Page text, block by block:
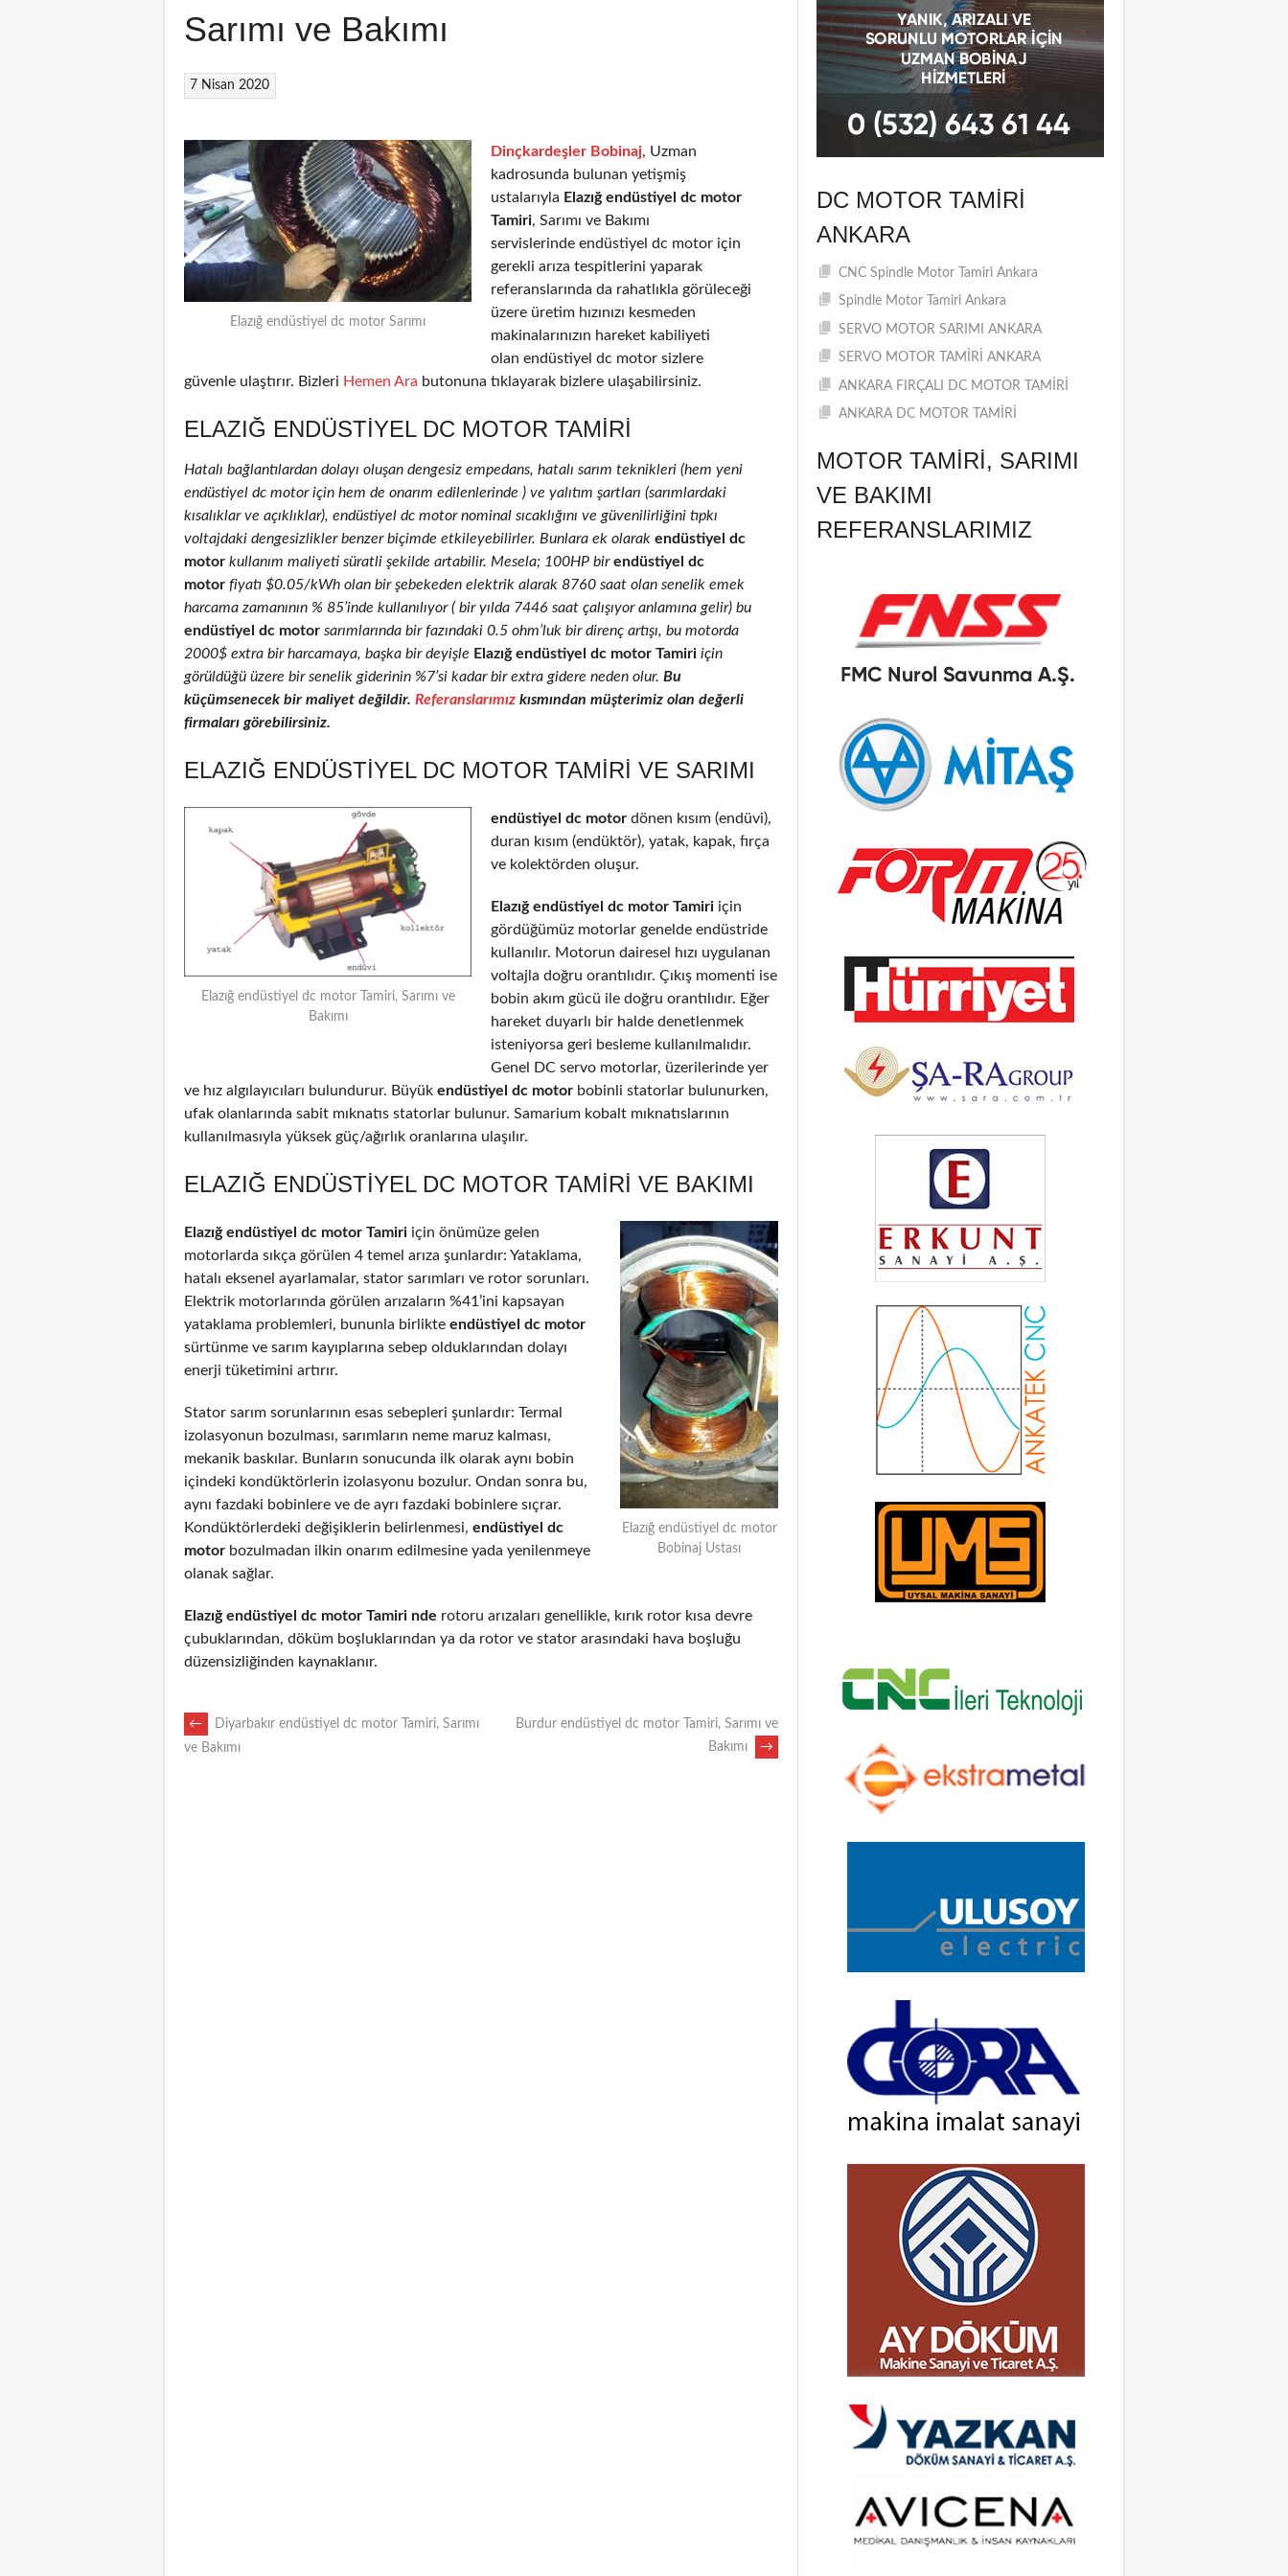
Sarımı ve Bakımı
7 Nisan 2020
Elazığ endüstiyel dc motor Sarımı
Dinçkardeşler Bobinaj, Uzman
kadrosunda bulunan yetişmiş
ustalarıyla Elazığ endüstiyel dc motor
Tamiri, Sarımı ve Bakımı
servislerinde endüstiyel dc motor için
gerekli arıza tespitlerini yaparak
referanslarında da rahatlıkla görüleceği
üzere üretim hızınızı kesmeden
makinalarınızın hareket kabiliyeti
olan endüstiyel dc motor sizlere
güvenle ulaştırır. Bizleri Hemen Ara butonuna tıklayarak bizlere ulaşabilirsiniz.
ELAZIĞ ENDÜSTIYEL DC MOTOR TAMIRI
Hatalı bağlantılardan dolayı oluşan dengesiz empedans, hatalı sarım teknikleri (hem yeni
endüstiyel dc motor için hem de onarım edilenlerinde ) ve yalıtım şartları (sarımlardaki
kısalıklar ve açıklıklar), endüstiyel dc motor nominal sıcaklığını ve güvenilirliğini tıpkı
voltajdaki dengesizlikler benzer biçimde etkileyebilirler. Bunlara ek olarak endüstiyel dc
motor kullanım maliyeti süratli şekilde artabilir. Mesela; 100HP birendüstiyel dc
motor fiyatı $0.05/kWh olan bir şebekeden elektrik alarak 8760 saat olan senelik emek
harcama zamanının % 85’inde kullanılıyor ( bir yılda 7446 saat çalışıyor anlamına gelir) bu
endüstiyel dc motor sarımlarında bir fazındaki 0.5 ohm’luk bir direnç artışı, bu motorda
2000$ extra bir harcamaya, başka bir deyişle Elazığ endüstiyel dc motor Tamiri için
görüldüğü üzere bir senelik giderinin %7’si kadar bir extra gidere neden olur. Bu
küçümsenecek bir maliyet değildir. Referanslarımız kısmından müşterimiz olan değerli
firmaları görebilirsiniz.
ELAZIĞ ENDÜSTIYEL DC MOTOR TAMIRI VE SARIMI
Elazığ endüstiyel dc motor Tamiri, Sarımı ve
Bakımı
endüstiyel dc motor dönen kısım (endüvi),
duran kısım (endüktör), yatak, kapak, fırça
ve kolektörden oluşur.
Elazığ endüstiyel dc motor Tamiri için
gördüğümüz motorlar genelde endüstride
kullanılır. Motorun dairesel hızı uygulanan
voltajla doğru orantılıdır. Çıkış momenti ise
bobin akım gücü ile doğru orantılıdır. Eğer
hareket duyarlı bir halde denetlenmek
isteniyorsa geri besleme kullanılmalıdır.
Genel DC servo motorlar, üzerilerinde yer
ve hız algılayıcıları bulundurur. Büyük endüstiyel dc motor bobinli statorlar bulunurken,
ufak olanlarında sabit mıknatıs statorlar bulunur. Samarium kobalt mıknatıslarının
kullanılmasıyla yüksek güç/ağırlık oranlarına ulaşılır.
ELAZIĞ ENDÜSTIYEL DC MOTOR TAMIRI VE BAKIMI
Elazığ endüstiyel dc motor
Bobinaj Ustası
Elazığ endüstiyel dc motor Tamiri için önümüze gelen
motorlarda sıkça görülen 4 temel arıza şunlardır: Yataklama,
hatalı eksenel ayarlamalar, stator sarımları ve rotor sorunları.
Elektrik motorlarında görülen arızaların %41’ini kapsayan
yataklama problemleri, bununla birlikte endüstiyel dc motor
sürtünme ve sarım kayıplarına sebep olduklarından dolayı
enerji tüketimini artırır.
Stator sarım sorunlarının esas sebepleri şunlardır: Termal
izolasyonun bozulması, sarımların neme maruz kalması,
mekanik baskılar. Bunların sonucunda ilk olarak aynı bobin
içindeki kondüktörlerin izolasyonu bozulur. Ondan sonra bu,
aynı fazdaki bobinlere ve de ayrı fazdaki bobinlere sıçrar.
Kondüktörlerdeki değişiklerin belirlenmesi, endüstiyel dc
motor bozulmadan ilkin onarım edilmesine yada yenilenmeye
olanak sağlar.
Elazığ endüstiyel dc motor Tamiri nde rotoru arızaları genellikle, kırık rotor kısa devre
çubuklarından, döküm boşluklarından ya da rotor ve stator arasındaki hava boşluğu
düzensizliğinden kaynaklanır.
POST
←
Diyarbakır endüstiyel dc motor Tamiri, Sarımı
ve Bakımı
Burdur endüstiyel dc motor Tamiri, Sarımı ve
Bakımı
→
DC MOTOR TAMIRI
ANKARA
CNC Spindle Motor Tamiri Ankara
Spindle Motor Tamiri Ankara
SERVO MOTOR SARIMI ANKARA
SERVO MOTOR TAMİRİ ANKARA
ANKARA FIRÇALI DC MOTOR TAMİRİ
ANKARA DC MOTOR TAMİRİ
MOTOR TAMIRI, SARIMI
VE BAKIMI
REFERANSLARIMIZ